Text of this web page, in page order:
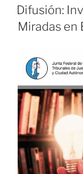
EL
Difusión:
Miradas en